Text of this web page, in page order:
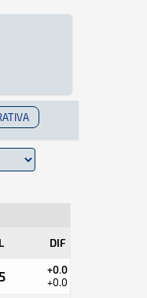
información
DIF
+0.0
+0.0